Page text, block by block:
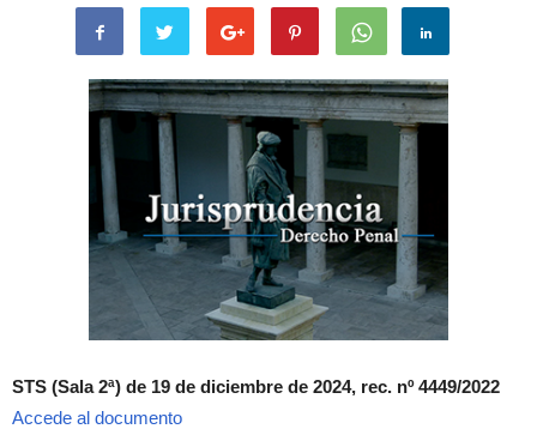
STS (Sala 2ª) de 19 de diciembre de 2024, rec. nº 4449/2022
Accede al documento